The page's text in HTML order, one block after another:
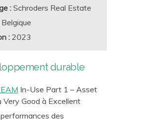
:Schroders Real Estate
:2023
durable
In-Use Part 1 – Asset
Good à Excellent
des